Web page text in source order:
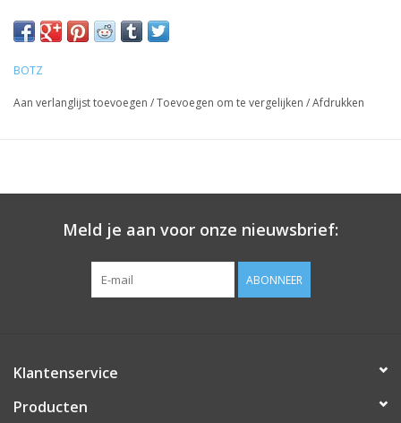
BOTZ
Aan verlanglijst toevoegen /Toevoegen om te vergelijken /Afdrukken
Meld je aan voor onze nieuwsbrief:
ABONNEER
Klantenservice
Producten